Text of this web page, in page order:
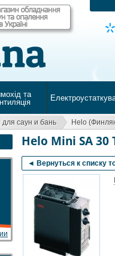
та
для саун и бань Helo
Helo Mini SA
◄ Вернуться к списку